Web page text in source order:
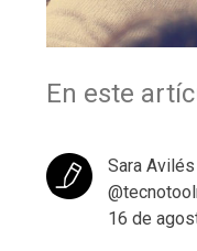
En este
Sara Avilés
16 de